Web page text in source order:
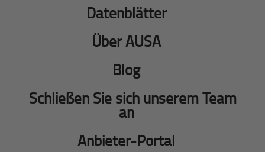
Datenblätter
Über AUSA
Blog
Schließen Sie sich unserem Team
an
Anbieter-Portal